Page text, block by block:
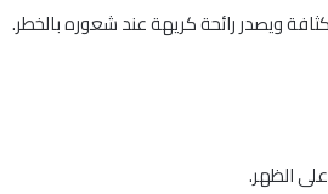
ويصدر رائحة كريهة عند شعوره بالخطر.
الظهر.